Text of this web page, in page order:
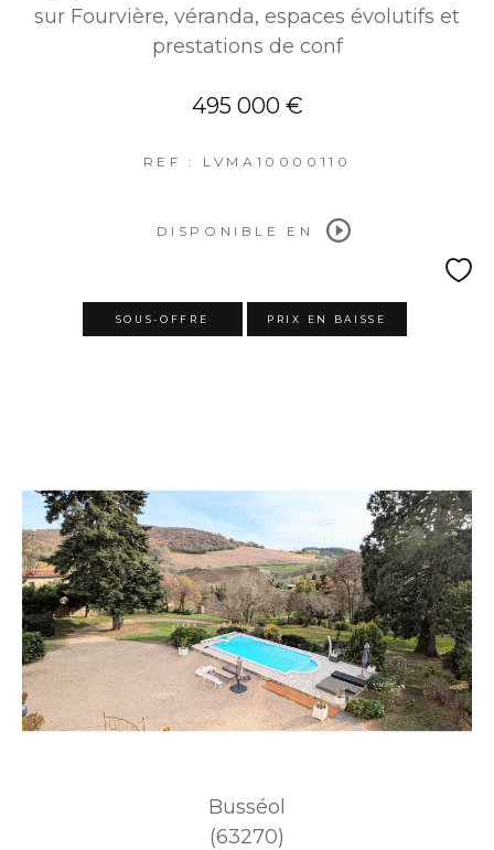
sur Fourvière, véranda, espaces évolutifs et
prestations de conf
495 000 €
REF : LVMA10000110
DISPONIBLE EN
SOUS-OFFRE PRIX EN BAISSE
Busséol
(63270)